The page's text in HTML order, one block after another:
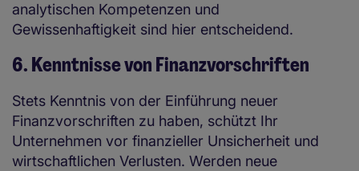
analytischen Kompetenzen und
Gewissenhaftigkeit sind hier entscheidend.
6. Kenntnisse von Finanzvorschriften
Stets Kenntnis von der Einführung neuer
Finanzvorschriften zu haben, schützt Ihr
Unternehmen vor finanzieller Unsicherheit und
wirtschaftlichen Verlusten. Werden neue